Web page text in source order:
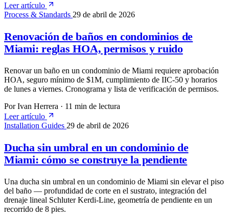
Leer artículo
Process & Standards 29 de abril de 2026
Renovación de baños en condominios de
Miami: reglas HOA, permisos y ruido
Renovar un baño en un condominio de Miami requiere aprobación
HOA, seguro mínimo de $1M, cumplimiento de IIC-50 y horarios
de lunes a viernes. Cronograma y lista de verificación de permisos.
Por Ivan Herrera · 11 min de lectura
Leer artículo
Installation Guides 29 de abril de 2026
Ducha sin umbral en un condominio de
Miami: cómo se construye la pendiente
Una ducha sin umbral en un condominio de Miami sin elevar el piso
del baño — profundidad de corte en el sustrato, integración del
drenaje lineal Schluter Kerdi-Line, geometría de pendiente en un
recorrido de 8 pies.